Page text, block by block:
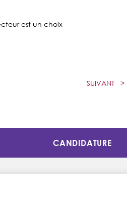
est un choix
SUIVANT >
CANDIDATURE